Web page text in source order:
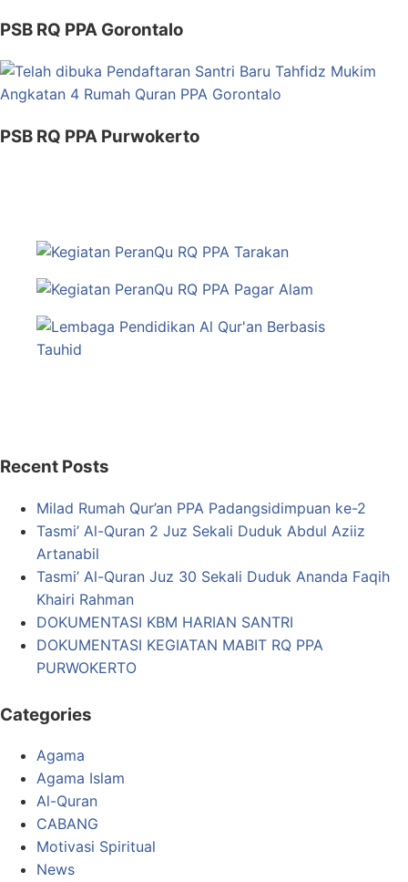
PSB RQ PPA Gorontalo
PSB RQ PPA Purwokerto
Recent Posts
Milad Rumah Qur’an PPA Padangsidimpuan ke-2
Tasmi’ Al-Quran 2 Juz Sekali Duduk Abdul Aziiz
Artanabil
Tasmi’ Al-Quran Juz 30 Sekali Duduk Ananda Faqih
Khairi Rahman
DOKUMENTASI KBM HARIAN SANTRI
DOKUMENTASI KEGIATAN MABIT RQ PPA
PURWOKERTO
Categories
Agama
Agama Islam
Al-Quran
CABANG
Motivasi Spiritual
News